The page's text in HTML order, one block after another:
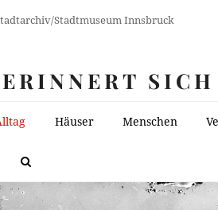
Stadtmuseum Innsbruck
SICH
Häuser Menschen